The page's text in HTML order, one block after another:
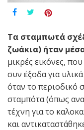
Τα σταμπωτά
ζωάκια) ήταν
μικρές εικόνες,
συν έξοδα για
όταν το περιοδικό
σταμπότα (όπως
τέχνη για το
και